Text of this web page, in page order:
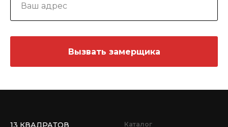
Вызвать замерщика
13 КВАДРАТОВ Каталог